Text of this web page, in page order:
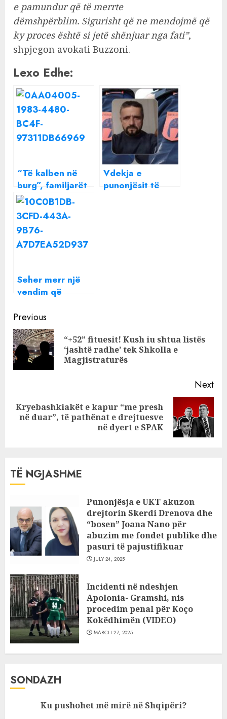
e pamundur që të merrte
dëmshpërblim. Sigurisht që ne mendojmë që
ky proces është si jetë shënjuar nga fati”,
shpjegon avokati Buzzoni.
Lexo Edhe:
“Të kalben në
burg”, familjarët
e biznesmenit
shqiptar të vrarë
kërkojnë dënim
të përjetshëm
për dy grekët
Vdekja e
punonjësit të
Seher merr një
vendim që
familjen, nesër
në “Amaneti”
Continue
Reading
Previous
“+52” fituesit! Kush iu shtua listës
‘jashtë radhe’ tek Shkolla e
Magjistraturës
Next
Next
Kryebashkiakët e kapur “me presh
në duar”, të pathënat e drejtuesve
në dyert e SPAK
TË NGJASHME
Punonjësja e UKT akuzon
drejtorin Skerdi Drenova dhe
“bosen” Joana Nano për
abuzim me fondet publike dhe
pasuri të pajustifikuar
JULY 24, 2025
Incidenti në ndeshjen
Apolonia- Gramshi, nis
procedim penal për Koço
Kokëdhimën (VIDEO)
MARCH 27, 2025
SONDAZH
Ku pushohet më mirë në Shqipëri?